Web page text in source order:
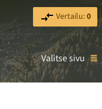
Vertailu:0
Valitse sivu